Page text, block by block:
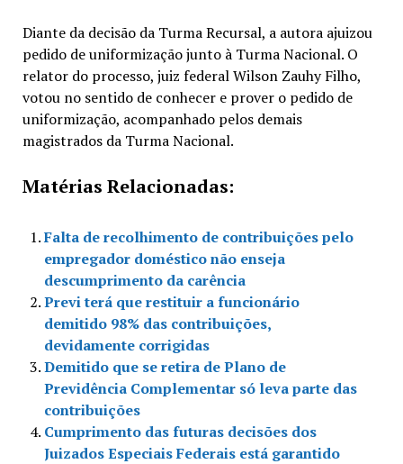
Diante da decisão da Turma Recursal, a autora ajuizou
pedido de uniformização junto à Turma Nacional. O
relator do processo, juiz federal Wilson Zauhy Filho,
votou no sentido de conhecer e prover o pedido de
uniformização, acompanhado pelos demais
magistrados da Turma Nacional.
Matérias Relacionadas:
Falta de recolhimento de contribuições pelo
empregador doméstico não enseja
descumprimento da carência
Previ terá que restituir a funcionário
demitido 98% das contribuições,
devidamente corrigidas
Demitido que se retira de Plano de
Previdência Complementar só leva parte das
contribuições
Cumprimento das futuras decisões dos
Juizados Especiais Federais está garantido